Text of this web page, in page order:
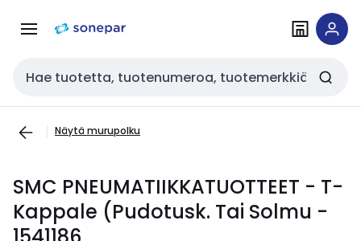
navigointiinsisältöön
Haku
Näytä murupolku
SMC PNEUMATIIKKATUOTTEET - T-
Kappale (Pudotusk. Tai Solmu -